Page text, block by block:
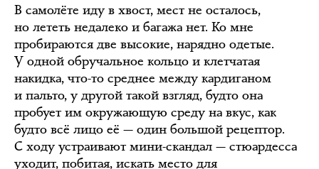
В самолёте иду в хвост, мест не осталось,
но лететь недалеко и багажа нет. Ко мне
пробираются две высокие, нарядно одетые.
У одной обручальное кольцо и клетчатая
накидка, что-то среднее между кардиганом
и пальто, у другой такой взгляд, будто она
пробует им окружающую среду на вкус, как
будто всё лицо её — один большой рецептор.
С ходу устраивают мини-скандал — стюардесса
уходит, побитая, искать место для